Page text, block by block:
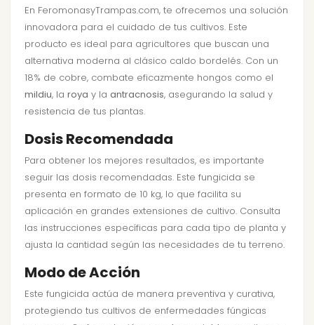
En FeromonasyTrampas.com, te ofrecemos una solución
innovadora para el cuidado de tus cultivos. Este
producto es ideal para agricultores que buscan una
alternativa moderna al clásico caldo bordelés. Con un
18% de cobre, combate eficazmente hongos como el
mildiu, la roya y la antracnosis, asegurando la salud y
resistencia de tus plantas.
Dosis Recomendada
Para obtener los mejores resultados, es importante
seguir las dosis recomendadas. Este fungicida se
presenta en formato de 10 kg, lo que facilita su
aplicación en grandes extensiones de cultivo. Consulta
las instrucciones específicas para cada tipo de planta y
ajusta la cantidad según las necesidades de tu terreno.
Modo de Acción
Este fungicida actúa de manera preventiva y curativa,
protegiendo tus cultivos de enfermedades fúngicas